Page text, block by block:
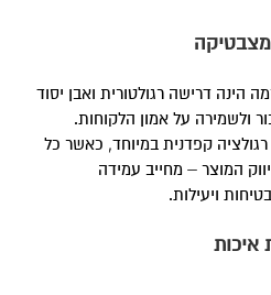
דרישה רגולטורית ואבן יסוד
ולשמירה על אמון הלקוחות.
קפדנית במיוחד, כאשר כל
המוצר – מחייב עמידה
ויעילות.
איכות